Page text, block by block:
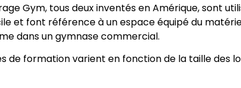
Gym, tous deux inventés en Amérique, sont
et font référence à un espace équipé du
dans un gymnase commercial.
de formation varient en fonction de la taille des